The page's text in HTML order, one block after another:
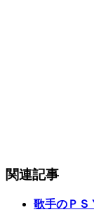
関連記事
歌手のＰＳ